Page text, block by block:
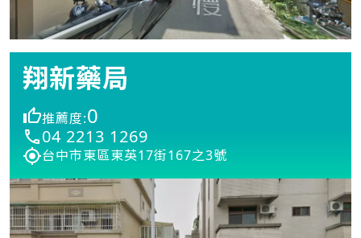
翔新藥局
推薦度:0
04 2213 1269
台中市東區東英17街167之3號